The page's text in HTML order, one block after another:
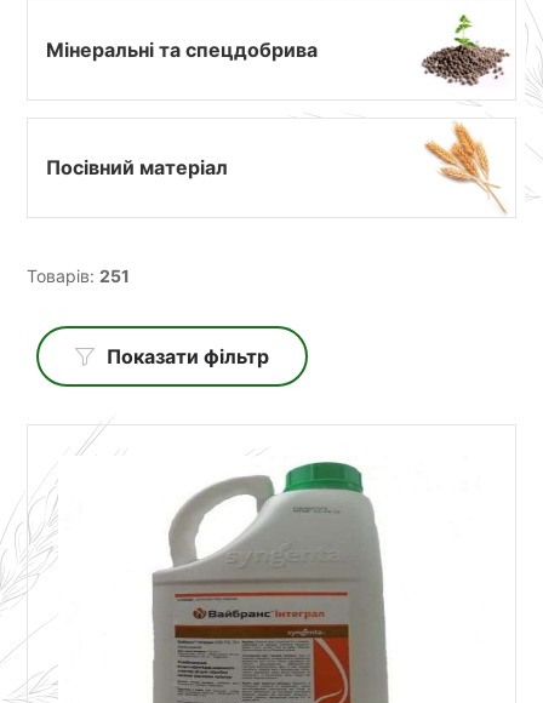
Мінеральні та спецдобрива
Посівний матеріал
Товарів: 251
Показати фільтр